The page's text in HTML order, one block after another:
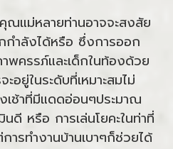
ม่หลายท่านอาจจะสงสัย
กำลังได้หรือ ซึ่งการออก
พครรภ์และเด็กในท้องด้วย
อยู่ในระดับที่เหมาะสมไม่
เช้าที่มีแดดอ่อนๆประมาณ
ดี หรือ การเล่นโยคะในท่าที่
ารทำงานบ้านเบาๆก็ช่วยได้